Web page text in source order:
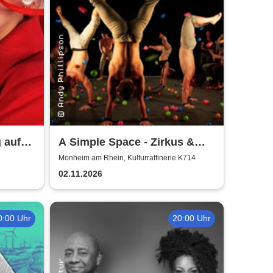
auf
A Simple Space - Zirkus &
Körpertheater
Monheim am Rhein, Kulturraffinerie K714
02.11.2026
Uhr 20:00 Uhr